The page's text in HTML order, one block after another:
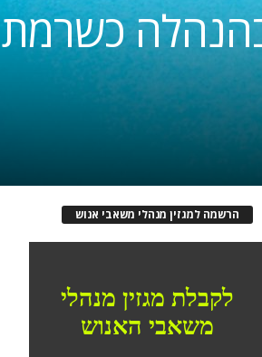
בהנהלה כשרמת
הרשמה למגזין מנהלי משאבי אנוש